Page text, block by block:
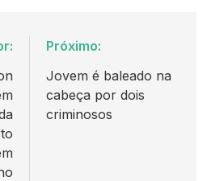
Próximo:
Jovem é baleado na
cabeça por dois
criminosos